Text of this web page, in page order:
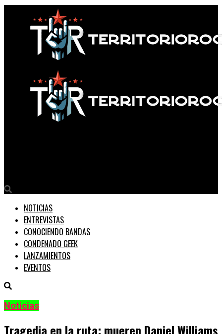
NOTICIAS
ENTREVISTAS
CONOCIENDO BANDAS
CONDENADO GEEK
LANZAMIENTOS
EVENTOS
Noticias
Tragedia en la ruta: mueren Daniel Williams